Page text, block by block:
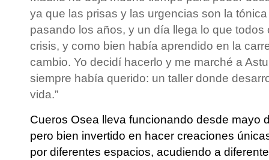
ya que las prisas y las urgencias son la
pasando los años, y un día llega lo que
crisis, y como bien había aprendido en la
cambio. Yo decidí hacerlo y me marché a
siempre había querido: un taller donde
vida.”
Cueros Osea lleva funcionando desde mayo
pero bien invertido en hacer creaciones
por diferentes espacios, acudiendo a